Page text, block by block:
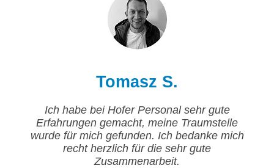
Tomasz S.
Ich habe bei Hofer Personal sehr gute
Erfahrungen gemacht, meine Traumstelle
wurde für mich gefunden. Ich bedanke mich
recht herzlich für die sehr gute
Zusammenarbeit.